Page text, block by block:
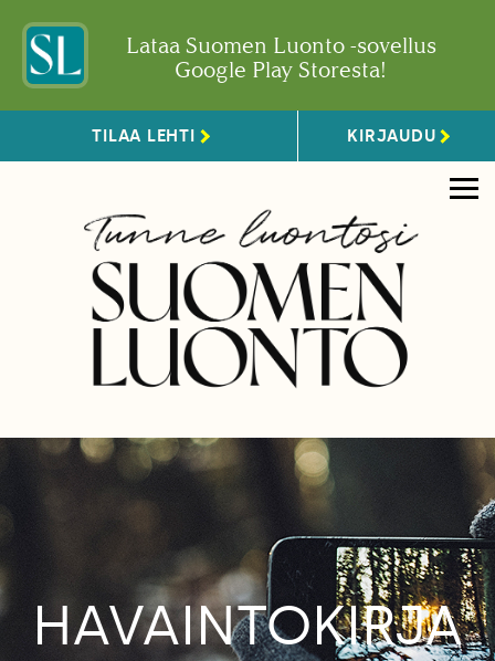
Lataa Suomen Luonto -sovellus
Google Play Storesta!
TILAA LEHTI KIRJAUDU
HAVAINTOKIRJA